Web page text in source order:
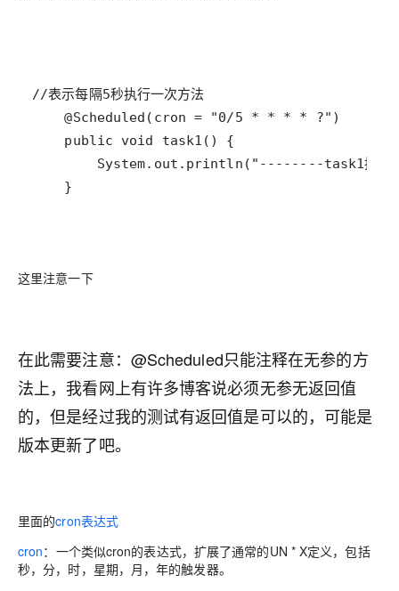
    }
这里注意一下
在此需要注意：@Scheduled只能注释在无参的方
法上，我看网上有许多博客说必须无参无返回值
的，但是经过我的测试有返回值是可以的，可能是
版本更新了吧。
里面的cron表达式
cron：一个类似cron的表达式，扩展了通常的UN * X定义，包括
秒，分，时，星期，月，年的触发器。